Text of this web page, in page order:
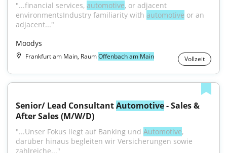
"...financial services, automotive, or adjacent
environmentsIndustry familiarity with automotive or an
adjacent..."
Moodys
Frankfurt am Main, RaumOffenbach am Main Vollzeit
Senior/ Lead Consultant Automotive - Sales &
After Sales (M/W/D)
"...Unser Fokus liegt auf Banking und Automotive,
darüber hinaus begleiten wir Versicherungen sowie
zahlreiche..."